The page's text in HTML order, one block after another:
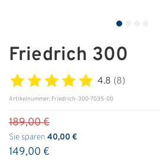
Über uns
Filialen
Messen & Events
Presse
Qualitätspolitik
Friedrich 300
4.8 (8)
Artikelnummer: Friedrich-300-7035-00
189,00 €
Sie sparen 40,00 €
149,00 €